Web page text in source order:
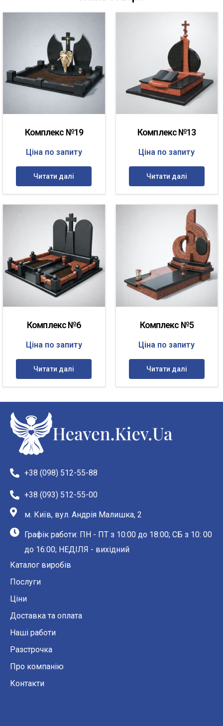
Комплекс №19
Ціна по запиту
Читати далі
Комплекс №13
Ціна по запиту
Читати далі
Комплекс №6
Ціна по запиту
Читати далі
Комплекс №5
Ціна по запиту
Читати далі
+38 (098) 512-55-88
+38 (093) 512-55-00
м. Київ, вул. Андрія Малишка, 2
Графік работи: ПН - ПТ з 10:00 до 18:00; СБ з 10: 00
до 16:00; НЕДІЛЯ - вихідний
Каталог виробів
Послуги
Ціни
Доставка та оплата
Наші работи
Разстрочка
Про компанію
Контакти